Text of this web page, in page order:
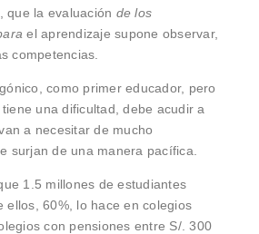
que la evaluación de los
el aprendizaje supone observar,
competencias.
como primer educador, pero
una dificultad, debe acudir a
a necesitar de mucho
surjan de una manera pacífica.
1.5 millones de estudiantes
60%, lo hace en colegios
con pensiones entre S/. 300